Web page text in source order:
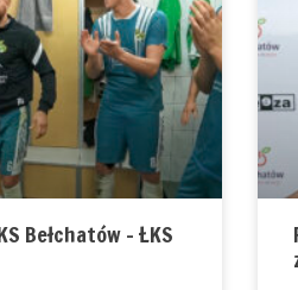
Bełchatów – ŁKS